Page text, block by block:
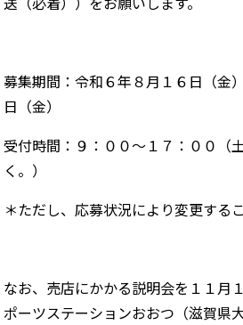
募集期間：令和６年８月１６日（金
日（金）
受付時間：９：００～１７：００（
く。）
＊ただし、応募状況により変更する
なお、売店にかかる説明会を１１月
ポーツステーションおおつ（滋賀県